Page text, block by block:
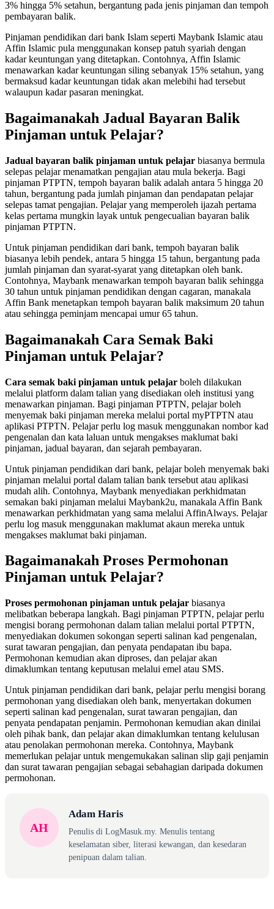
3% hingga 5% setahun, bergantung pada jenis pinjaman dan tempoh
pembayaran balik.
Pinjaman pendidikan dari bank Islam seperti Maybank Islamic atau
Affin Islamic pula menggunakan konsep patuh syariah dengan
kadar keuntungan yang ditetapkan. Contohnya, Affin Islamic
menawarkan kadar keuntungan siling sebanyak 15% setahun, yang
bermaksud kadar keuntungan tidak akan melebihi had tersebut
walaupun kadar pasaran meningkat.
Bagaimanakah Jadual Bayaran Balik
Pinjaman untuk Pelajar?
Jadual bayaran balik pinjaman untuk pelajar biasanya bermula
selepas pelajar menamatkan pengajian atau mula bekerja. Bagi
pinjaman PTPTN, tempoh bayaran balik adalah antara 5 hingga 20
tahun, bergantung pada jumlah pinjaman dan pendapatan pelajar
selepas tamat pengajian. Pelajar yang memperoleh ijazah pertama
kelas pertama mungkin layak untuk pengecualian bayaran balik
pinjaman PTPTN.
Untuk pinjaman pendidikan dari bank, tempoh bayaran balik
biasanya lebih pendek, antara 5 hingga 15 tahun, bergantung pada
jumlah pinjaman dan syarat-syarat yang ditetapkan oleh bank.
Contohnya, Maybank menawarkan tempoh bayaran balik sehingga
30 tahun untuk pinjaman pendidikan dengan cagaran, manakala
Affin Bank menetapkan tempoh bayaran balik maksimum 20 tahun
atau sehingga peminjam mencapai umur 65 tahun.
Bagaimanakah Cara Semak Baki
Pinjaman untuk Pelajar?
Cara semak baki pinjaman untuk pelajar boleh dilakukan
melalui platform dalam talian yang disediakan oleh institusi yang
menawarkan pinjaman. Bagi pinjaman PTPTN, pelajar boleh
menyemak baki pinjaman mereka melalui portal myPTPTN atau
aplikasi PTPTN. Pelajar perlu log masuk menggunakan nombor kad
pengenalan dan kata laluan untuk mengakses maklumat baki
pinjaman, jadual bayaran, dan sejarah pembayaran.
Untuk pinjaman pendidikan dari bank, pelajar boleh menyemak baki
pinjaman melalui portal dalam talian bank tersebut atau aplikasi
mudah alih. Contohnya, Maybank menyediakan perkhidmatan
semakan baki pinjaman melalui Maybank2u, manakala Affin Bank
menawarkan perkhidmatan yang sama melalui AffinAlways. Pelajar
perlu log masuk menggunakan maklumat akaun mereka untuk
mengakses maklumat baki pinjaman.
Bagaimanakah Proses Permohonan
Pinjaman untuk Pelajar?
Proses permohonan pinjaman untuk pelajar biasanya
melibatkan beberapa langkah. Bagi pinjaman PTPTN, pelajar perlu
mengisi borang permohonan dalam talian melalui portal PTPTN,
menyediakan dokumen sokongan seperti salinan kad pengenalan,
surat tawaran pengajian, dan penyata pendapatan ibu bapa.
Permohonan kemudian akan diproses, dan pelajar akan
dimaklumkan tentang keputusan melalui emel atau SMS.
Untuk pinjaman pendidikan dari bank, pelajar perlu mengisi borang
permohonan yang disediakan oleh bank, menyertakan dokumen
seperti salinan kad pengenalan, surat tawaran pengajian, dan
penyata pendapatan penjamin. Permohonan kemudian akan dinilai
oleh pihak bank, dan pelajar akan dimaklumkan tentang kelulusan
atau penolakan permohonan mereka. Contohnya, Maybank
memerlukan pelajar untuk mengemukakan salinan slip gaji penjamin
dan surat tawaran pengajian sebagai sebahagian daripada dokumen
permohonan.
AH
Adam Haris
Penulis di LogMasuk.my. Menulis tentang
keselamatan siber, literasi kewangan, dan kesedaran
penipuan dalam talian.